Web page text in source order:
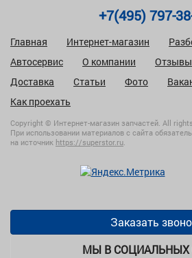
+7(495) 797-
Главная Интернет-магазин
Автосервис
О компании Отзывы
Доставка
Статьи Фото
Как проехать
Copyright © Интернет-магазин запчастей. All
При использовании материалов с сайта
на источник https://superstor.ru.
Заказать
МЫ В СОЦИАЛЬНЫХ